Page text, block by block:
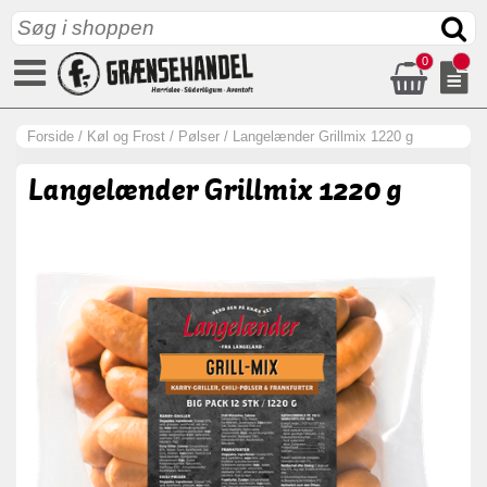
0
Forside / Køl og Frost / Pølser / Langelænder Grillmix 1220 g
Langelænder Grillmix 1220 g